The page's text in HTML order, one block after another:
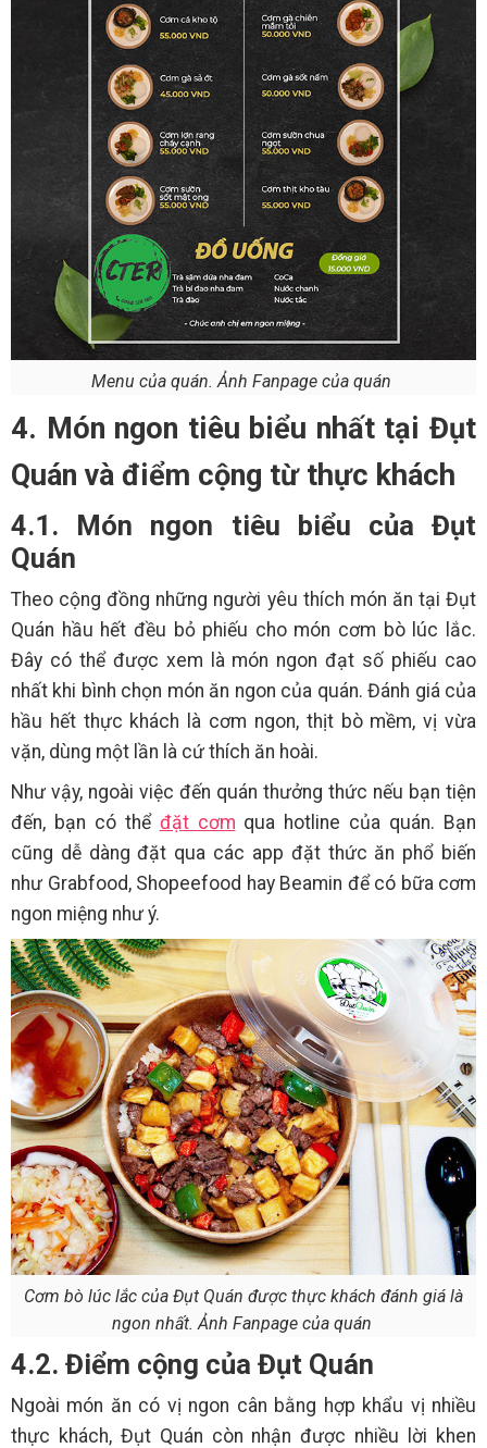
Menu của quán. Ảnh Fanpage của quán
4. Món ngon tiêu biểu nhất tại Đụt
Quán và điểm cộng từ thực khách
4.1. Món ngon tiêu biểu của Đụt
Quán
Theo cộng đồng những người yêu thích món ăn tại Đụt
Quán hầu hết đều bỏ phiếu cho món cơm bò lúc lắc.
Đây có thể được xem là món ngon đạt số phiếu cao
nhất khi bình chọn món ăn ngon của quán. Đánh giá của
hầu hết thực khách là cơm ngon, thịt bò mềm, vị vừa
vặn, dùng một lần là cứ thích ăn hoài.
Như vậy, ngoài việc đến quán thưởng thức nếu bạn tiện
đến, bạn có thể đặt cơm qua hotline của quán. Bạn
cũng dễ dàng đặt qua các app đặt thức ăn phổ biến
như Grabfood, Shopeefood hay Beamin để có bữa cơm
ngon miệng như ý.
Cơm bò lúc lắc của Đụt Quán được thực khách đánh giá là
ngon nhất. Ảnh Fanpage của quán
4.2. Điểm cộng của Đụt Quán
Ngoài món ăn có vị ngon cân bằng hợp khẩu vị nhiều
thực khách, Đụt Quán còn nhận được nhiều lời khen